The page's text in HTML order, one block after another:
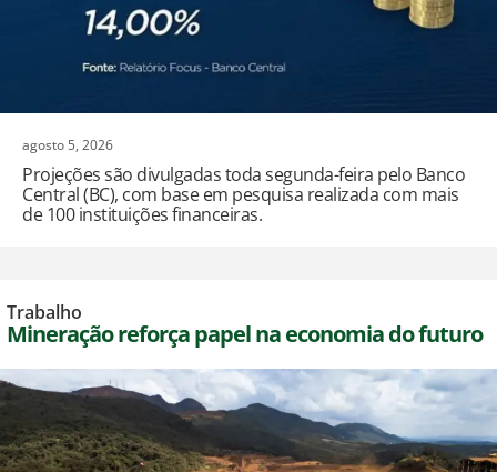
agosto 5, 2026
Projeções são divulgadas toda segunda-feira pelo Banco
Central (BC), com base em pesquisa realizada com mais
de 100 instituições financeiras.
Trabalho
Mineração reforça papel na economia do futuro